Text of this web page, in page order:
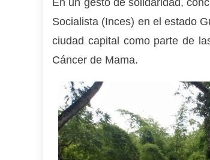
En un gesto de solidaridad,
Socialista (Inces) en el estado
ciudad capital como parte de
Cáncer de Mama.